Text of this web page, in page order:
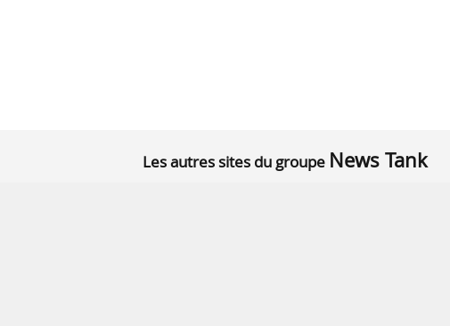
Les autres sites du groupe News Tank